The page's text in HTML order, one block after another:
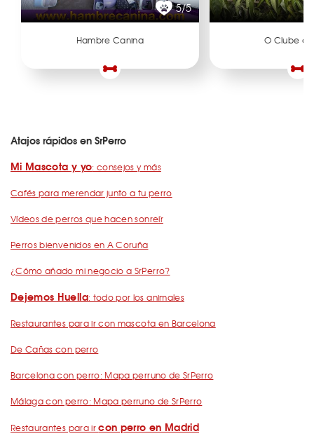
5/5
Hambre Canina O Clube da
Atajos rápidos en SrPerro
Mi Mascota y yo: consejos y más
Cafés para merendar junto a tu perro
Vídeos de perros que hacen sonreír
Perros bienvenidos en A Coruña
¿Cómo añado mi negocio a SrPerro?
Dejemos Huella: todo por los animales
Restaurantes para ir con mascota en Barcelona
De Cañas con perro
Barcelona con perro: Mapa perruno de SrPerro
Málaga con perro: Mapa perruno de SrPerro
Restaurantes para ircon perro en Madrid